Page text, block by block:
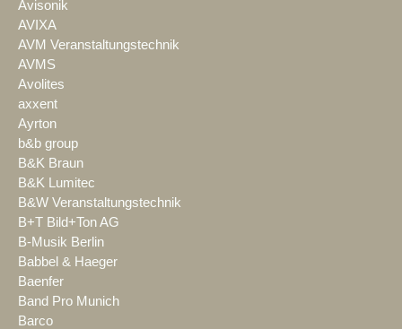
Avisonik
AVIXA
AVM Veranstaltungstechnik
AVMS
Avolites
axxent
Ayrton
b&b group
B&K Braun
B&K Lumitec
B&W Veranstaltungstechnik
B+T Bild+Ton AG
B-Musik Berlin
Babbel & Haeger
Baenfer
Band Pro Munich
Barco